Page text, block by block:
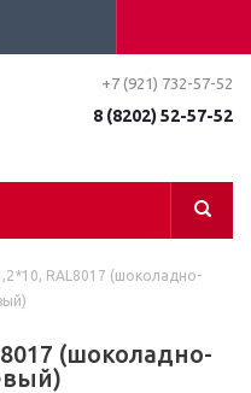
+7 (921) 732-57-52
8 (8202) 52-57-52
RAL8017 (шоколадно-
(шоколадно-